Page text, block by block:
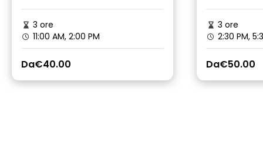
3 ore
11:00 AM, 2:00 PM
Da€40.00
3 ore
2:30 PM,
Da€50.00